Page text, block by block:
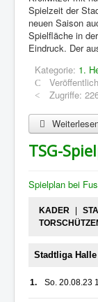
Spielzeit der
neuen Saison
Spielfläche in
Eindruck. Der
Kategorie: 1.
Zugriffe:
TSG-
Spielplan bei
KADER |
Stadtliga Halle
1. So. 20.08.23